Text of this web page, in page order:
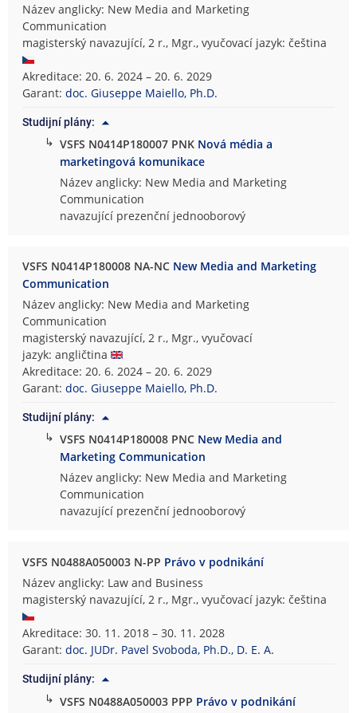
Název anglicky: New Media and Marketing
Communication
magisterský navazující, 2 r., Mgr., vyučovací jazyk: čeština
Akreditace: 20. 6. 2024 – 20. 6. 2029
Garant:doc. Giuseppe Maiello, Ph.D.
Studijní plány:
↳ VSFS N0414P180007 PNK Nová média a
marketingová komunikace
Název anglicky: New Media and Marketing
Communication
navazující prezenční jednooborový
VSFS N0414P180008 NA-NC New Media and Marketing
Communication
Název anglicky: New Media and Marketing
Communication
magisterský navazující, 2 r., Mgr., vyučovací
jazyk: angličtina
Akreditace: 20. 6. 2024 – 20. 6. 2029
Garant:doc. Giuseppe Maiello, Ph.D.
Studijní plány:
↳ VSFS N0414P180008 PNC New Media and
Marketing Communication
Název anglicky: New Media and Marketing
Communication
navazující prezenční jednooborový
VSFS N0488A050003 N-PP Právo v podnikání
Název anglicky: Law and Business
magisterský navazující, 2 r., Mgr., vyučovací jazyk: čeština
Akreditace: 30. 11. 2018 – 30. 11. 2028
Garant:doc. JUDr. Pavel Svoboda, Ph.D., D. E. A.
Studijní plány:
↳ VSFS N0488A050003 PPP Právo v podnikání